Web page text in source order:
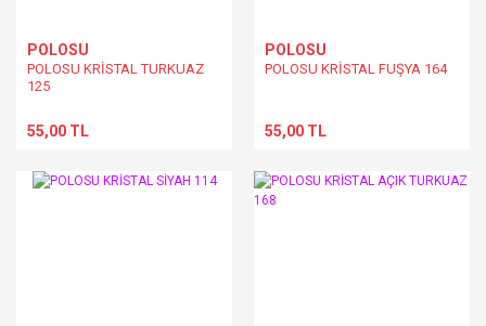
POLOSU
POLOSU KRİSTAL TURKUAZ
125
55,00 TL
POLOSU
POLOSU KRİSTAL FUŞYA 164
55,00 TL